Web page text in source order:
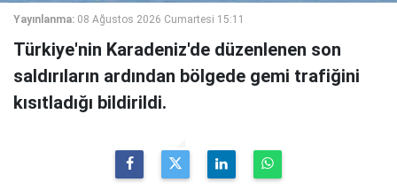
Yayınlanma: 08 Ağustos 2026 Cumartesi 15:11
Türkiye'nin Karadeniz'de düzenlenen son
saldırıların ardından bölgede gemi trafiğini
kısıtladığı bildirildi.